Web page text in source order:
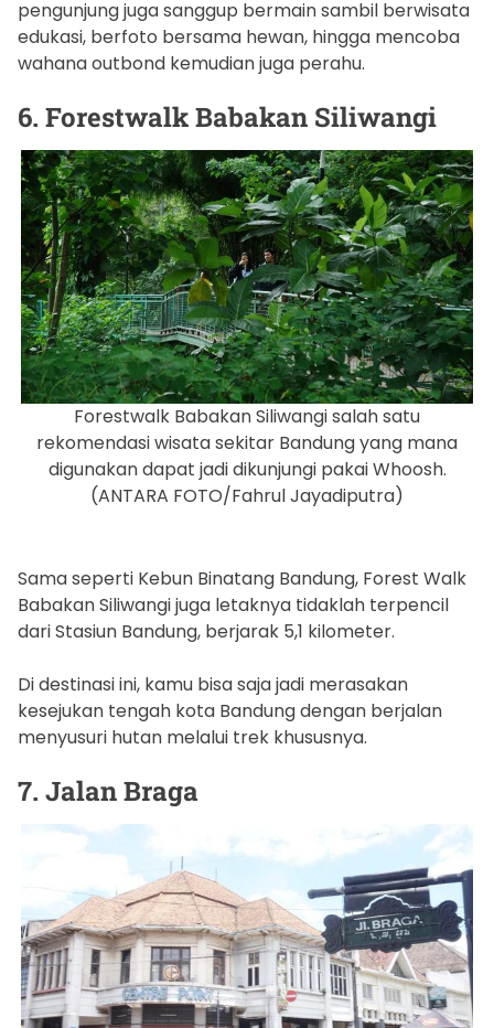
pengunjung juga sanggup bermain sambil berwisata
edukasi, berfoto bersama hewan, hingga mencoba
wahana outbond kemudian juga perahu.
6. Forestwalk Babakan Siliwangi
Forestwalk Babakan Siliwangi salah satu
rekomendasi wisata sekitar Bandung yang mana
digunakan dapat jadi dikunjungi pakai Whoosh.
(ANTARA FOTO/Fahrul Jayadiputra)
Sama seperti Kebun Binatang Bandung, Forest Walk
Babakan Siliwangi juga letaknya tidaklah terpencil
dari Stasiun Bandung, berjarak 5,1 kilometer.
Di destinasi ini, kamu bisa saja jadi merasakan
kesejukan tengah kota Bandung dengan berjalan
menyusuri hutan melalui trek khususnya.
7. Jalan Braga